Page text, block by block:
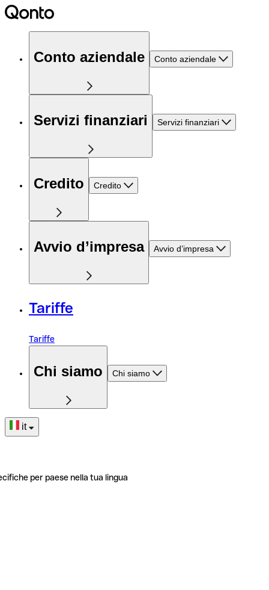
Conto aziendale Conto aziendale
Servizi finanziari Servizi finanziari
Credito Credito
Avvio d’impresa Avvio d’impresa
Tariffe
Tariffe
Chi siamo Chi siamo
it
per paese nella tua lingua